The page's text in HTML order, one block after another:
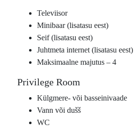
Televiisor
Minibaar (lisatasu eest)
Seif (lisatasu eest)
Juhtmeta internet (lisatasu eest)
Maksimaalne majutus – 4
Privilege Room
Külgmere- või basseinivaade
Vann või dušš
WC